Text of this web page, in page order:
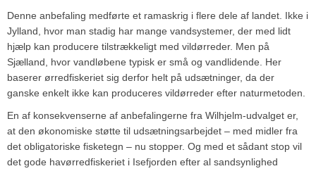
Denne anbefaling medførte et ramaskrig i flere dele af landet. Ikke i
Jylland, hvor man stadig har mange vandsystemer, der med lidt
hjælp kan producere tilstrækkeligt med vildørreder. Men på
Sjælland, hvor vandløbene typisk er små og vandlidende. Her
baserer ørredfiskeriet sig derfor helt på udsætninger, da der
ganske enkelt ikke kan produceres vildørreder efter naturmetoden.
En af konsekvenserne af anbefalingerne fra Wilhjelm-udvalget er,
at den økonomiske støtte til udsætningsarbejdet – med midler fra
det obligatoriske fisketegn – nu stopper. Og med et sådant stop vil
det gode havørredfiskeriet i Isefjorden efter al sandsynlighed